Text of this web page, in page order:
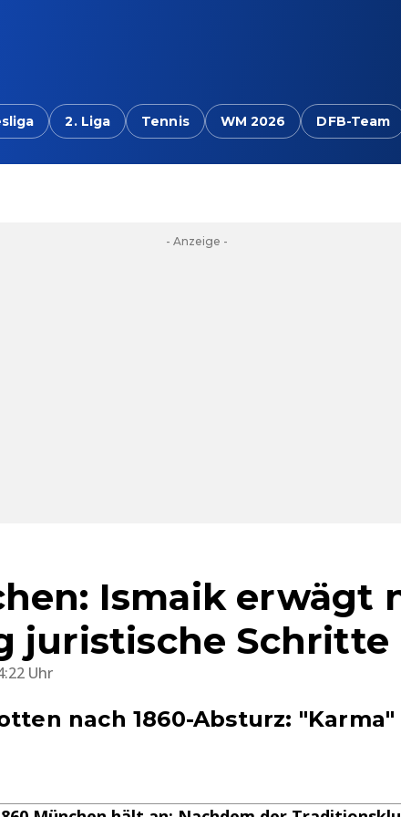
2. Liga Tennis WM 2026 DFB-Team
- Anzeige -
Ismaik erwägt
juristische Schritte
Uhr
nach 1860-Absturz: "Karma"